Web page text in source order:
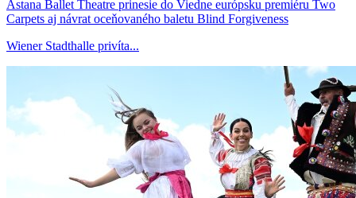
Astana Ballet Theatre prinesie do Viedne európsku premiéru Two
Carpets aj návrat oceňovaného baletu Blind Forgiveness
Wiener Stadthalle privíta...